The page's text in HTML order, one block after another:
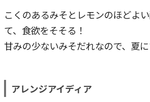
こくのあるみそとレモンのほどよ
て、食欲をそそる！
甘みの少ないみそだれなので、夏に
アレンジアイディア